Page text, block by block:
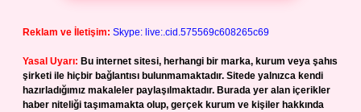
Reklam ve İletişim: Skype: live:.cid.575569c608265c69
Yasal Uyarı: Bu internet sitesi, herhangi bir marka, kurum veya şahıs
şirketi ile hiçbir bağlantısı bulunmamaktadır. Sitede yalnızca kendi
hazırladığımız makaleler paylaşılmaktadır. Burada yer alan içerikler
haber niteliği taşımamakta olup, gerçek kurum ve kişiler hakkında